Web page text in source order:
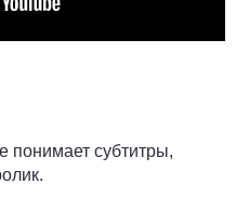
понимает субтитры,